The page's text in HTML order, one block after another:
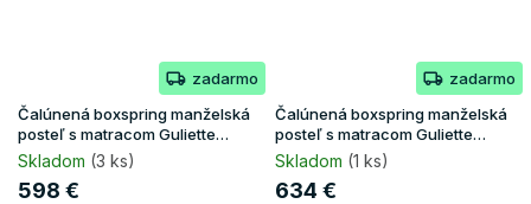
zadarmo
Čalúnená boxspring manželská
posteľ s matracom Guliette
140x200 - béžová
Skladom (3 ks)
598 €
zadarmo
Čalúnená boxspring manželská
posteľ s matracom Guliette
160x200 - béžová
Skladom (1 ks)
634 €